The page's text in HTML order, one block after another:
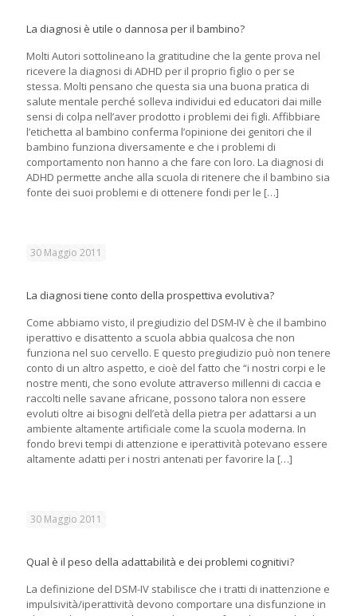
La diagnosi è utile o dannosa per il bambino?
Molti Autori sottolineano la gratitudine che la gente prova nel
ricevere la diagnosi di ADHD per il proprio figlio o per se
stessa. Molti pensano che questa sia una buona pratica di
salute mentale perché solleva individui ed educatori dai mille
sensi di colpa nell’aver prodotto i problemi dei figli. Affibbiare
l’etichetta al bambino conferma l’opinione dei genitori che il
bambino funziona diversamente e che i problemi di
comportamento non hanno a che fare con loro. La diagnosi di
ADHD permette anche alla scuola di ritenere che il bambino sia
fonte dei suoi problemi e di ottenere fondi per le […]
30 Maggio 2011
La diagnosi tiene conto della prospettiva evolutiva?
Come abbiamo visto, il pregiudizio del DSM-IV è che il bambino
iperattivo e disattento a scuola abbia qualcosa che non
funziona nel suo cervello. E questo pregiudizio può non tenere
conto di un altro aspetto, e cioè del fatto che “i nostri corpi e le
nostre menti, che sono evolute attraverso millenni di caccia e
raccolti nelle savane africane, possono talora non essere
evoluti oltre ai bisogni dell’età della pietra per adattarsi a un
ambiente altamente artificiale come la scuola moderna. In
fondo brevi tempi di attenzione e iperattività potevano essere
altamente adatti per i nostri antenati per favorire la […]
30 Maggio 2011
Qual è il peso della adattabilità e dei problemi cognitivi?
La definizione del DSM-IV stabilisce che i tratti di inattenzione e
impulsività/iperattività devono comportare una disfunzione in